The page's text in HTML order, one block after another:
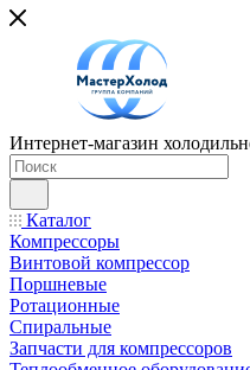
Интернет-магазин
Каталог
Компрессоры
Винтовой компрессор
Поршневые
Ротационные
Спиральные
Запчасти для компрессоров